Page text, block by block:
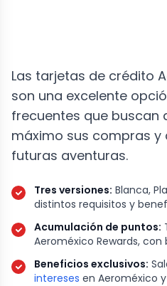
Las tarjetas de crédito
son una excelente
frecuentes que buscan
máximo sus compras
futuras aventuras.
Tres versiones: Blanca,
distintos requisitos y
Acumulación de puntos:
Aeroméxico Rewards, con
Beneficios exclusivos:
intereses en Aeroméxico